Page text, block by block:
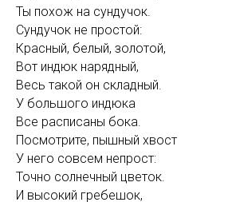
Ты похож на сундучок.
Сундучок не простой:
Красный, белый, золотой,
Вот индюк нарядный,
Весь такой он складный.
У большого индюка
Все расписаны бока.
Посмотрите, пышный хвост
У него совсем непрост:
Точно солнечный цветок.
И высокий гребешок,